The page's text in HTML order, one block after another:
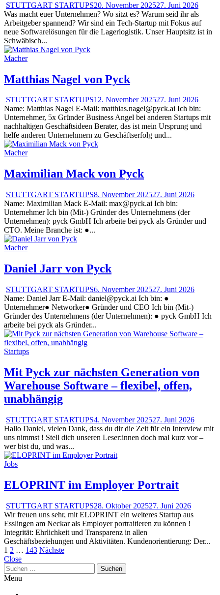
STUTTGART STARTUPS20. November 202527. Juni 2026
Was macht euer Unternehmen? Wo sitzt es? Warum seid ihr als
Arbeitgeber spannend? Wir sind ein Tech-Startup mit Fokus auf
neue Softwarelösungen für die Lagerlogistik. Unser Hauptsitz ist in
Schwäbisch...
Macher
Matthias Nagel von Pyck
STUTTGART STARTUPS12. November 202527. Juni 2026
Name: Matthias Nagel E-Mail: matthias.nagel@pyck.ai Ich bin:
Unternehmer, 5x Gründer Business Angel bei anderen Startups mit
nachhaltigen Geschäftsideen Berater, das ist mein Ursprung und
helfe anderen Unternehmern zu Geschäftserfolg und...
Macher
Maximilian Mack von Pyck
STUTTGART STARTUPS8. November 202527. Juni 2026
Name: Maximilian Mack E-Mail: max@pyck.ai Ich bin:
Unternehmer Ich bin (Mit-) Gründer des Unternehmens (der
Unternehmen): pyck GmbH Ich arbeite bei pyck als Gründer und
CTO. Meine Branche ist: ●...
Macher
Daniel Jarr von Pyck
STUTTGART STARTUPS6. November 202527. Juni 2026
Name: Daniel Jarr E-Mail: daniel@pyck.ai Ich bin: ●
Unternehmer● Networker● Gründer und CEO Ich bin (Mit-)
Gründer des Unternehmens (der Unternehmen): ● pyck GmbH Ich
arbeite bei pyck als Gründer...
Startups
Mit Pyck zur nächsten Generation von
Warehouse Software – flexibel, offen,
unabhängig
STUTTGART STARTUPS4. November 202527. Juni 2026
Hallo Daniel, vielen Dank, dass du dir die Zeit für ein Interview mit
uns nimmst ! Stell dich unseren Leser:innen doch mal kurz vor –
wer bist du, und was...
Jobs
ELOPRINT im Employer Portrait
STUTTGART STARTUPS28. Oktober 202527. Juni 2026
Wir freuen uns sehr, mit ELOPRINT ein weiteres Startup aus
Esslingen am Neckar als Employer portraitieren zu können !
Integrität: Ehrlichkeit und Transparenz in allen
Geschäftsbeziehungen und Aktivitäten. Kundenorientierung: Der...
Seitennummerierung
der
Beiträge
1 2 … 143 Nächste
Close
Suchen
nach:
Menu